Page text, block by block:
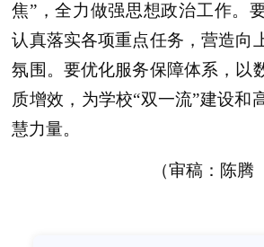
焦”，全力做强思想政治工作。
认真落实各项重点任务，营造向
氛围。要优化服务保障体系，以
质增效，为学校“双一流”建设和
慧力量。
（审稿：陈